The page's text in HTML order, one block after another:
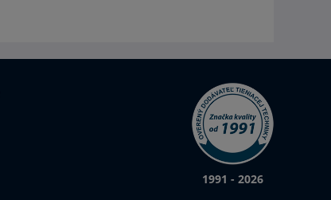
1991 - 2026